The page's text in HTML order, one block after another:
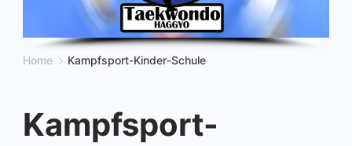
Home Kampfsport-Kinder-Schule
Kampfsport-